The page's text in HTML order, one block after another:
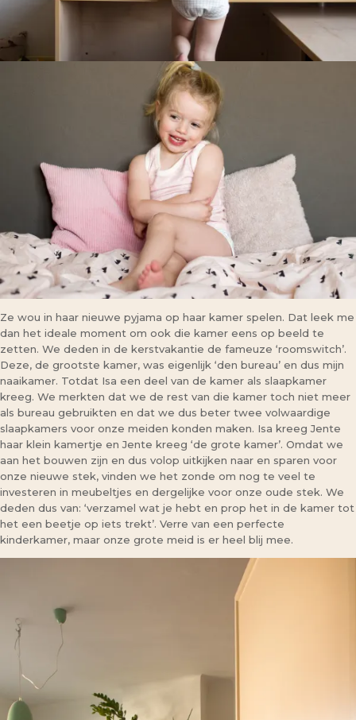
Ze wou in haar nieuwe pyjama op haar kamer spelen. Dat leek me
dan het ideale moment om ook die kamer eens op beeld te
zetten. We deden in de kerstvakantie de fameuze ‘roomswitch’.
Deze, de grootste kamer, was eigenlijk ‘den bureau’ en dus mijn
naaikamer. Totdat Isa een deel van de kamer als slaapkamer
kreeg. We merkten dat we de rest van die kamer toch niet meer
als bureau gebruikten en dat we dus beter twee volwaardige
slaapkamers voor onze meiden konden maken. Isa kreeg Jente
haar klein kamertje en Jente kreeg ‘de grote kamer’. Omdat we
aan het bouwen zijn en dus volop uitkijken naar en sparen voor
onze nieuwe stek, vinden we het zonde om nog te veel te
investeren in meubeltjes en dergelijke voor onze oude stek. We
deden dus van: ‘verzamel wat je hebt en prop het in de kamer tot
het een beetje op iets trekt’. Verre van een perfecte
kinderkamer, maar onze grote meid is er heel blij mee.